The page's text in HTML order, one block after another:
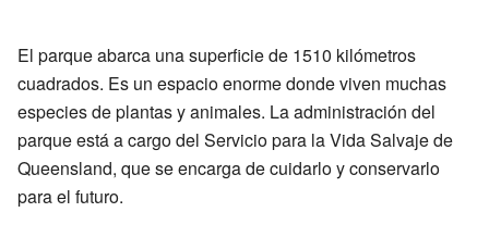
El parque abarca una superficie de 1510 kilómetros
cuadrados. Es un espacio enorme donde viven muchas
especies de plantas y animales. La administración del
parque está a cargo del Servicio para la Vida Salvaje de
Queensland, que se encarga de cuidarlo y conservarlo
para el futuro.